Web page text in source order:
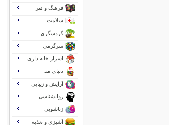
فرهنگ و هنر
سلامت
گردشگری
سرگرمی
اسرار خانه داری
دنیای مد
آرایش و زیبایی
روانشناسی
زناشویی
آشپزی و تغذیه